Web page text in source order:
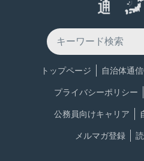
トップページ 自治体通
プライバシーポリシー
公務員向けキャリア
メルマガ登録